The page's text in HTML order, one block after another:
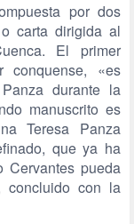
por dos
carta dirigida al
El primer
conquense, «es
durante la
manuscrito es
Teresa Panza
que ya ha
Cervantes pueda
concluido con la